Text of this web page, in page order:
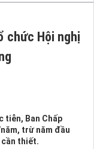
chức Hội nghị
tiễn, Ban Chấp
trừ năm đầu
cần thiết.